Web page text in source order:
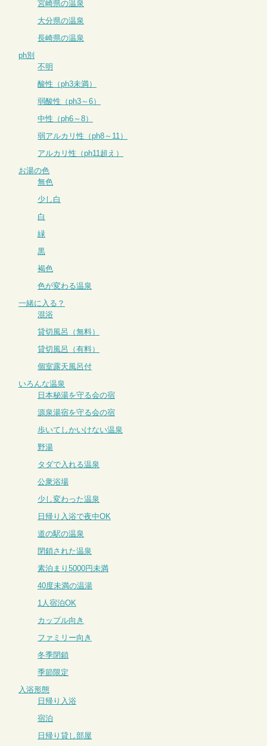
宮崎県の温泉
大分県の温泉
長崎県の温泉
ph別
不明
酸性（ph3未満）
弱酸性（ph3～6）
中性（ph6～8）
弱アルカリ性（ph8～11）
アルカリ性（ph11超え）
お湯の色
無色
少し白
白
緑
黒
褐色
色が変わる温泉
一緒に入る？
混浴
貸切風呂（無料）
貸切風呂（有料）
個室露天風呂付
いろんな温泉
日本秘湯を守る会の宿
源泉湯宿を守る会の宿
歩いてしかいけない温泉
野湯
タダで入れる温泉
公衆浴場
少し変わった温泉
日帰り入浴で夜中OK
道の駅の温泉
閉鎖された温泉
素泊まり5000円未満
40度未満の温湯
1人宿泊OK
カップル向き
ファミリー向き
冬季閉鎖
季節限定
入浴形態
日帰り入浴
宿泊
日帰り貸し部屋